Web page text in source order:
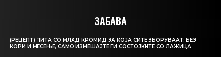
ЗАБАВА
(РЕЦЕПТ) ПИТА СО МЛАД КРОМИД ЗА КОЈА СИТЕ ЗБОРУВААТ: БЕЗ
КОРИ И МЕСЕЊЕ, САМО ИЗМЕШАЈТЕ ГИ СОСТОЈКИТЕ СО ЛАЖИЦА